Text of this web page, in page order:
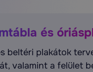
és
beltéri plakátok
valamint a felület